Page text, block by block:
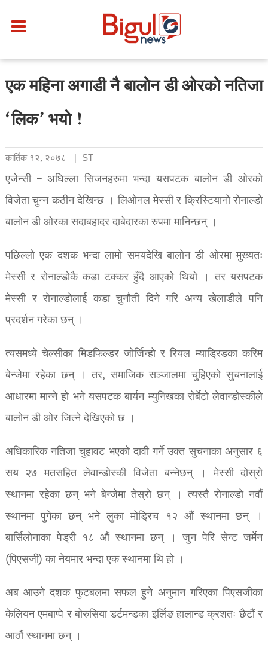
एक महिना अगाडी नै बालोन डी ओरको नतिजा
‘लिक’ भयो !
कार्तिक १२, २०७८ ST
एजेन्सी – अघिल्ला सिजनहरुमा भन्दा यसपटक बालोन डी ओरको
विजेता चुन्न कठीन देखिन्छ । लिओनल मेस्सी र क्रिस्टियानो रोनाल्डो
बालोन डी ओरका सदाबहादर दाबेदारका रुपमा मानिन्छन् ।
पछिल्लो एक दशक भन्दा लामो समयदेखि बालोन डी ओरमा मुख्यतः
मेस्सी र रोनाल्डोकै कडा टक्कर हुँदै आएको थियो । तर यसपटक
मेस्सी र रोनाल्डोलाई कडा चुनौती दिने गरि अन्य खेलाडीले पनि
प्रदर्शन गरेका छन् ।
त्यसमध्ये चेल्सीका मिडफिल्डर जोर्जिन्हो र रियल म्याड्रिडका करिम
बेन्जेमा रहेका छन् । तर, समाजिक सञ्जालमा चुहिएको सुचनालाई
आधारमा मान्ने हो भने यसपटक बार्यन म्युनिखका रोर्बेटो लेवान्डोस्कीले
बालोन डी ओर जित्ने देखिएको छ ।
अधिकारिक नतिजा चुहावट भएको दावी गर्ने उक्त सुचनाका अनुसार ६
सय २७ मतसहित लेवान्डोस्की विजेता बन्नेछन् । मेस्सी दोस्रो
स्थानमा रहेका छन् भने बेन्जेमा तेस्रो छन् । त्यस्तै रोनाल्डो नवौं
स्थानमा पुगेका छन् भने लुका मोड्रिच १२ औं स्थानमा छन् ।
बार्सिलोनाका पेड्री १८ औं स्थानमा छन् । जुन पेरि सेन्ट जर्मेन
(पिएसजी) का नेयमार भन्दा एक स्थानमा थि हो ।
अब आउने दशक फुटबलमा सफल हुने अनुमान गरिएका पिएसजीका
केलियन एमबाप्पे र बोरुसिया डर्टमन्डका इर्लिङ हालान्ड क्रशतः छैटौं र
आठौं स्थानमा छन् ।